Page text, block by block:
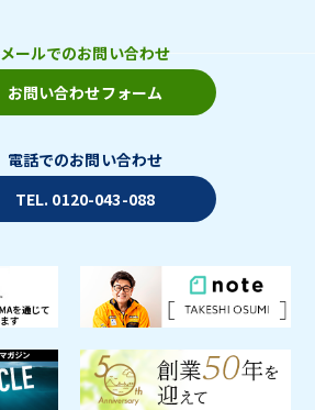
メールでのお問い合わせ
お問い合わせフォーム
電話でのお問い合わせ
TEL. 0120-043-088